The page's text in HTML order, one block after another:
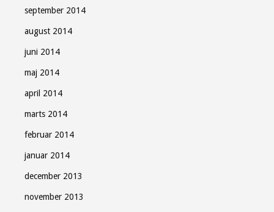
september 2014
august 2014
juni 2014
maj 2014
april 2014
marts 2014
februar 2014
januar 2014
december 2013
november 2013